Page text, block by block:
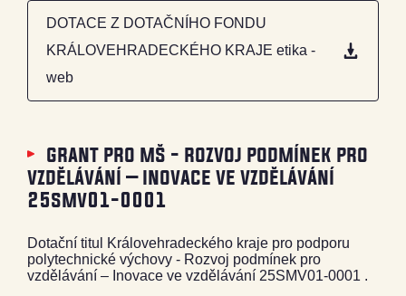
DOTACE Z DOTAČNÍHO FONDU
KRÁLOVEHRADECKÉHO KRAJE etika -
web
grant pro mš - rozvoj podmínek pro
vzdělávání – inovace ve vzdělávání
25smv01-0001
Dotační titul Královehradeckého kraje pro podporu
polytechnické výchovy - Rozvoj podmínek pro
vzdělávání – Inovace ve vzdělávání 25SMV01-0001 .